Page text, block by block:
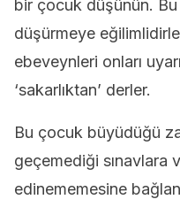
bir çocuk düşünün.
düşürmeye
ebeveynleri onları
‘sakarlıktan’ derler.
Bu çocuk büyüdüğü
geçemediği sınavlara
edinememesine